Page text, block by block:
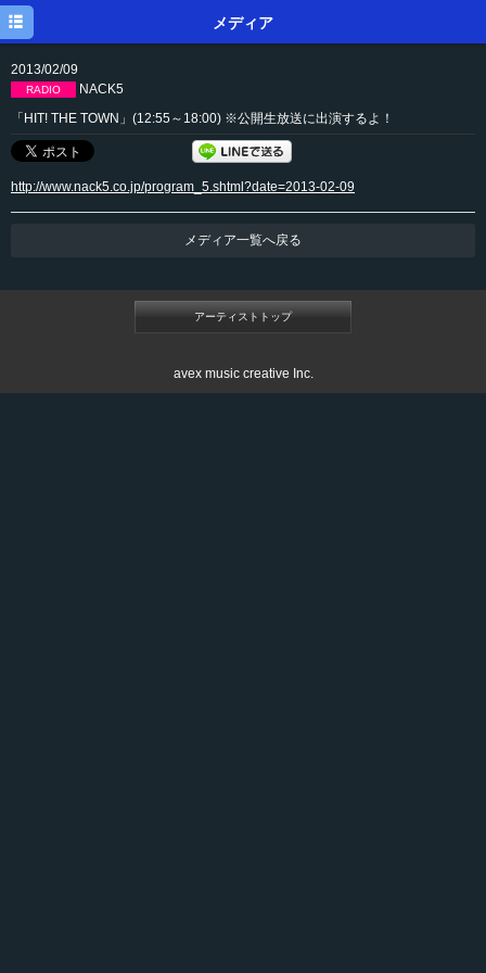
メディア
2013/02/09
RADIO
NACK5
「HIT! THE TOWN」(12:55～18:00) ※公開生放送に出演するよ！
http://www.nack5.co.jp/program_5.shtml?date=2013-02-09
メディア一覧へ戻る
アーティストトップ
avex music creative Inc.
ニュース
イベント
ディスク